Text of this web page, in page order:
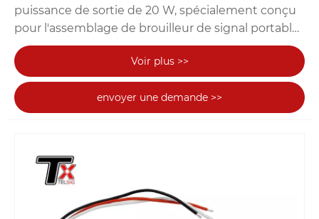
puissance de sortie de 20 W, spécialement conçu
pour l'assemblage de brouilleur de signal portable
de très petite taille et léger. TeXin est le fabricant
original de module de brouillage de signal
antidrone, de brouilleur antidrone, de détecteur et
d'antenne de drone FPV portable, de dissipateur
thermique, d'alimentation électrique, etc. Le client
nous sommes de plus en plus fiables pour acheter
le brouilleur correspondant.
Voir plus >>
envoyer une demande >>